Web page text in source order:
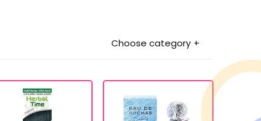
Choose category